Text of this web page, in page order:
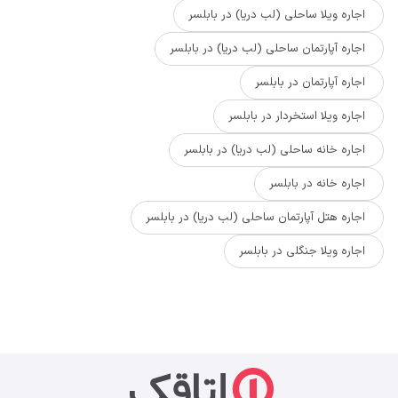
اجاره ویلا ساحلی (لب دریا) در بابلسر
اجاره آپارتمان ساحلی (لب دریا) در بابلسر
اجاره آپارتمان در بابلسر
اجاره ویلا استخردار در بابلسر
اجاره خانه ساحلی (لب دریا) در بابلسر
اجاره خانه در بابلسر
اجاره هتل آپارتمان ساحلی (لب دریا) در بابلسر
اجاره ویلا جنگلی در بابلسر